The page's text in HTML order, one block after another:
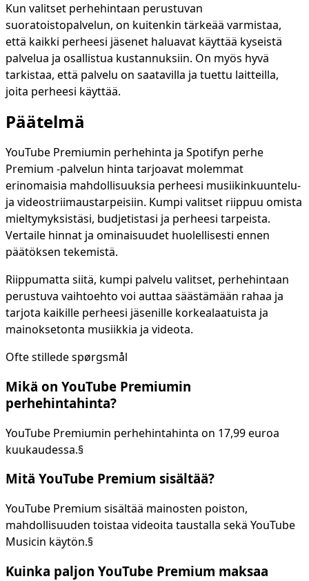
Kun valitset perhehintaan perustuvan
suoratoistopalvelun, on kuitenkin tärkeää varmistaa,
että kaikki perheesi jäsenet haluavat käyttää kyseistä
palvelua ja osallistua kustannuksiin. On myös hyvä
tarkistaa, että palvelu on saatavilla ja tuettu laitteilla,
joita perheesi käyttää.
Päätelmä
YouTube Premiumin perhehinta ja Spotifyn perhe
Premium -palvelun hinta tarjoavat molemmat
erinomaisia mahdollisuuksia perheesi musiikinkuuntelu-
ja videostriimaustarpeisiin. Kumpi valitset riippuu omista
mieltymyksistäsi, budjetistasi ja perheesi tarpeista.
Vertaile hinnat ja ominaisuudet huolellisesti ennen
päätöksen tekemistä.
Riippumatta siitä, kumpi palvelu valitset, perhehintaan
perustuva vaihtoehto voi auttaa säästämään rahaa ja
tarjota kaikille perheesi jäsenille korkealaatuista ja
mainoksetonta musiikkia ja videota.
Ofte stillede spørgsmål
Mikä on YouTube Premiumin
perhehintahinta?
YouTube Premiumin perhehintahinta on 17,99 euroa
kuukaudessa.§
Mitä YouTube Premium sisältää?
YouTube Premium sisältää mainosten poiston,
mahdollisuuden toistaa videoita taustalla sekä YouTube
Musicin käytön.§
Kuinka paljon YouTube Premium maksaa